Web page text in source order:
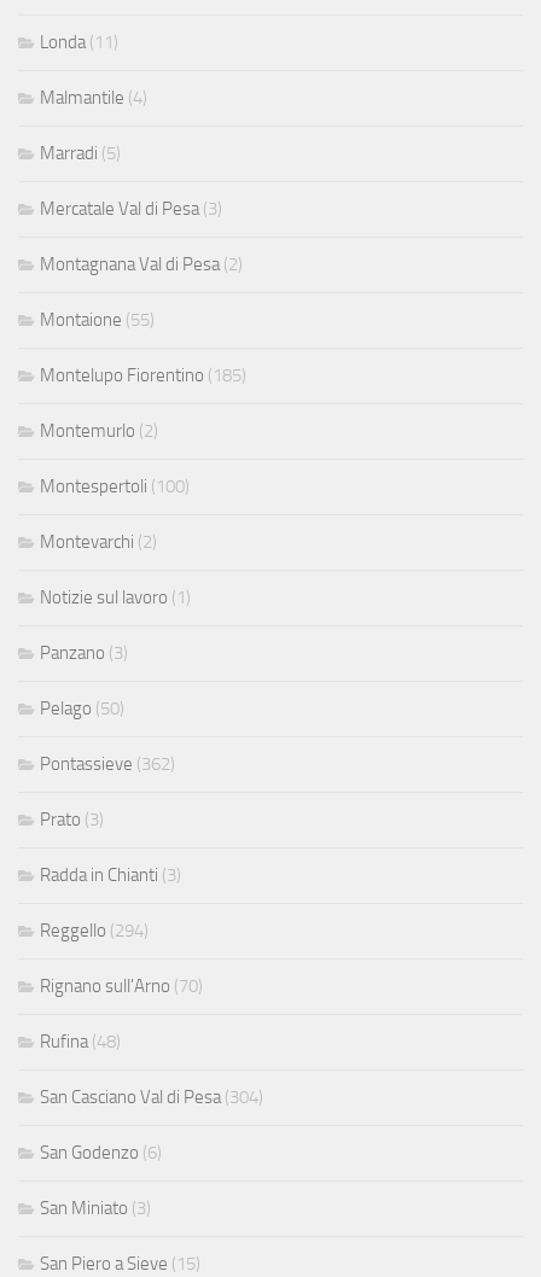
Londa(11)
Malmantile (4)
Marradi (5)
Mercatale Val di Pesa(3)
Montagnana Val di Pesa(2)
Montaione (55)
Montelupo Fiorentino (185)
Montemurlo (2)
Montespertoli (100)
Montevarchi (2)
Notizie sul lavoro (1)
Panzano (3)
Pelago (50)
Pontassieve (362)
Prato (3)
Radda in Chianti (3)
Reggello (294)
Rignano sull'Arno (70)
Rufina(48)
San Casciano Val di Pesa(304)
San Godenzo (6)
San Miniato (3)
San Piero a Sieve (15)